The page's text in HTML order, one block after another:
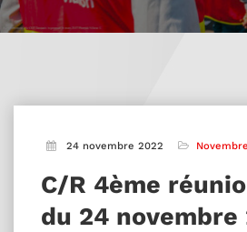
24 novembre 2022
C/R 4ème
du 24 novembre